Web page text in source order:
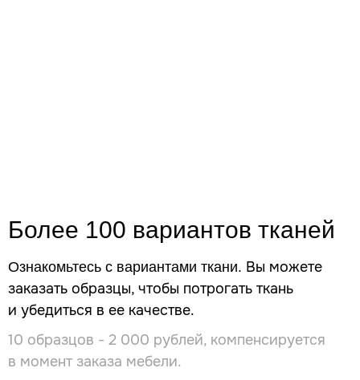
Более 100 вариантов тканей
Ознакомьтесь с вариантами ткани. Вы можете
заказать образцы, чтобы потрогать ткань
и убедиться в ее качестве.
10 образцов - 2 000 рублей, компенсируется
в момент заказа мебели.